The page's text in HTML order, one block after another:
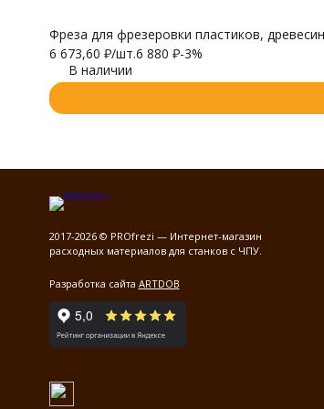
Фреза для фрезеровки пластиков,
6 673,60 ₽/шт.6 880 ₽-3%
В наличии
2017-2026 © PROfrezi — Интернет-магазин
расходных материалов для станков с ЧПУ.
Разработка сайта ARTDOB